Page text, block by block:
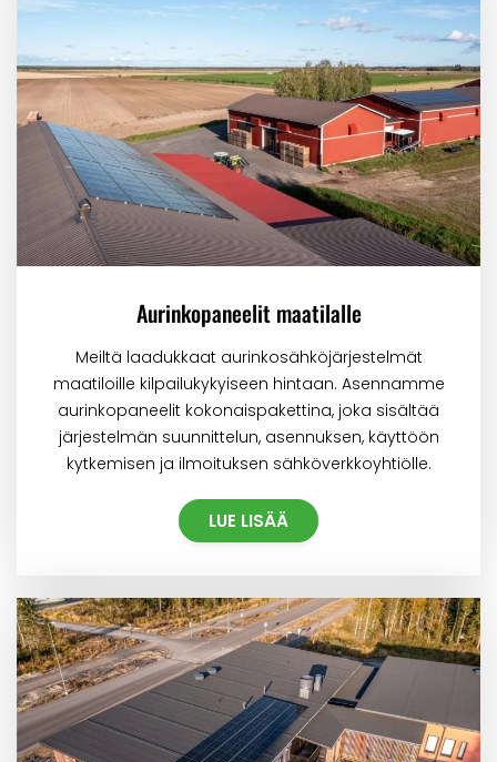
Aurinkopaneelit maatilalle
Meiltä laadukkaat aurinkosähköjärjestelmät
maatiloille kilpailukykyiseen hintaan. Asennamme
aurinkopaneelit kokonaispakettina, joka sisältää
järjestelmän suunnittelun, asennuksen, käyttöön
kytkemisen ja ilmoituksen sähköverkkoyhtiölle.
LUE LISÄÄ